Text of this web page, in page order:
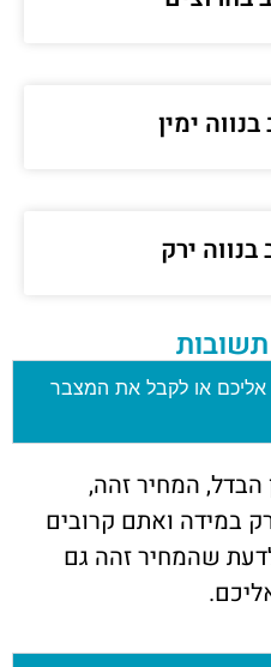
ימין
ירק
או לקבל את המצבר
הבדל, המחיר זהה,
במידה ואתם קרובים
שהמחיר זהה גם